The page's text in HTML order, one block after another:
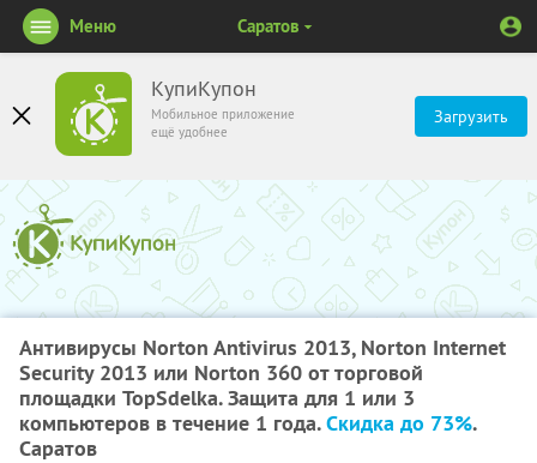
КупиКупон
Мобильное приложение
ещё удобнее
Загрузить
Меню Саратов
Антивирусы Norton Antivirus 2013, Norton Internet
Security 2013 или Norton 360 от торговой
площадки TopSdelka. Защита для 1 или 3
компьютеров в течение 1 года.Скидка до 73%.
Саратов